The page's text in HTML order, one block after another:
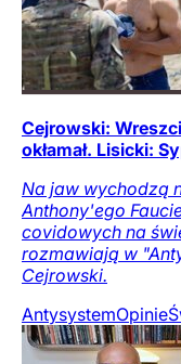
Cejrowski:
okłamał. Lisicki:
Na jaw wychodzą
Anthony'ego
covidowych na
rozmawiają w
Cejrowski.
AntysystemOpinie